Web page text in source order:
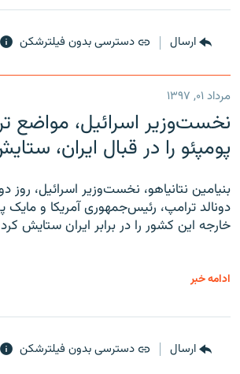
ارسال دسترسی بدون فیلترشکن
مرداد ۰۱, ۱۳۹۷
نخست‌وزیر اسرائیل، مواضع
پومپئو را در قبال ایران،
بنیامین نتانیاهو، نخست‌وزیر اسرائیل،
دونالد ترامپ، رئیس‌جمهوری آمریکا و مایک
خارجه این کشور را در برابر ایران ستایش
ادامه خبر
ارسال دسترسی بدون فیلترشکن